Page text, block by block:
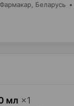
, Беларусь •
мл ×1